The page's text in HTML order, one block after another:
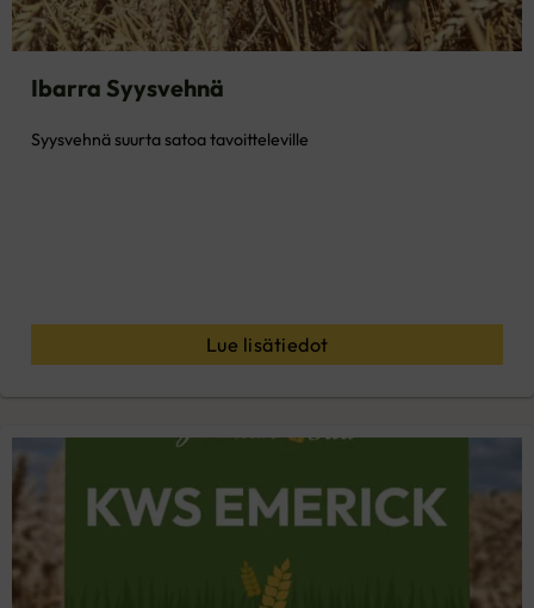
Ibarra Syysvehnä
Syysvehnä suurta satoa tavoitteleville
Lue lisätiedot